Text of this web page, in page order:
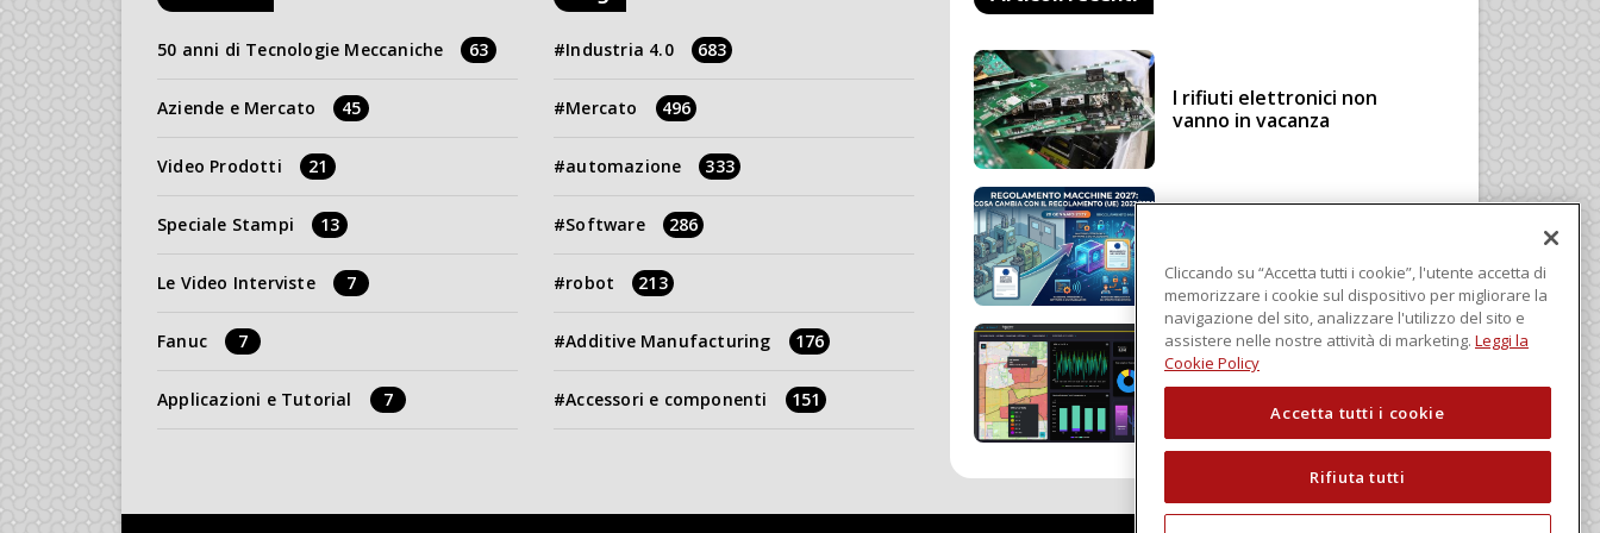
50 anni di Tecnologie Meccaniche 63
Aziende e Mercato 45
Video Prodotti 21
Speciale Stampi 13
Le Video Interviste 7
Fanuc 7
Applicazioni e Tutorial 7
Industria 4.0 683
Mercato 496
automazione 333
Software 286
robot 213
Additive Manufacturing 176
Accessori e componenti 151
I rifiuti elettronici non
vanno in vacanza
Regolamento Macchine
2023/1230
Schneider Electric, una
piattaforma di intelligenza
Cliccando su “Accetta tutti i cookie”, l'utente accetta di
memorizzare i cookie sul dispositivo per migliorare la
navigazione del sito, analizzare l'utilizzo del sito e
assistere nelle nostre attività di marketing. Leggi la
Cookie Policy
Accetta tutti i cookie
Rifiuta tutti